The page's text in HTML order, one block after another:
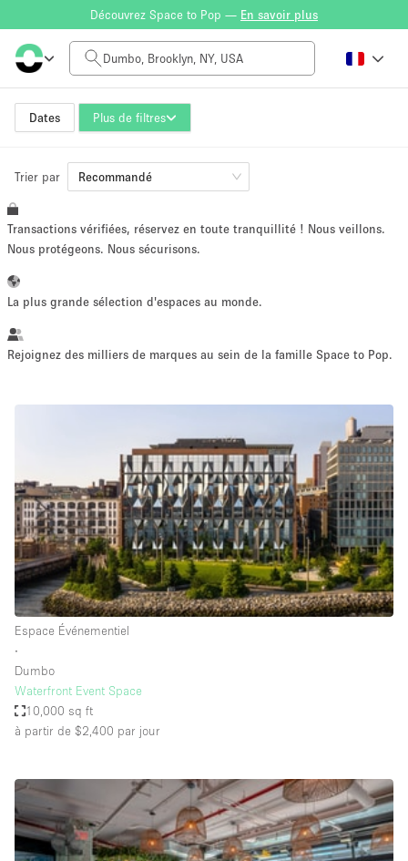
Découvrez Space to Pop — En savoir plus
Dates Plus de filtres
Tarif à la journée
$0
Taille de l'espace
~ 13 personnes
Vente au
Showroom Événement Art Alimentation
Séance de
photo
Conférence Réunion Bureaux
Local
Commercial
Partagé
Type de l'espace
Atelier
Autre
Boutique / Magasin
Boutique en Partage
Bureaux
Trier par Recommandé
Transactions vérifiées, réservez en toute tranquillité ! Nous veillons.
Nous protégeons. Nous sécurisons.
La plus grande sélection d'espaces au monde.
Rejoignez des milliers de marques au sein de la famille Space to Pop.
Espace Événementiel
∙
Dumbo
Waterfront Event Space
10,000 sq ft
à partir de $2,400 par jour